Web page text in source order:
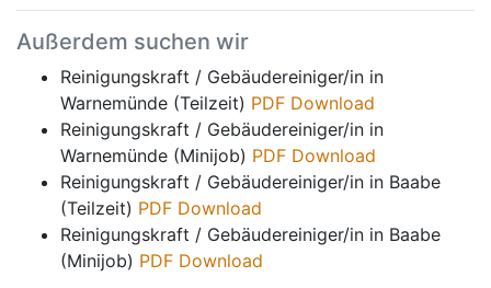
Außerdem suchen wir
Reinigungskraft / Gebäudereiniger/in in
Warnemünde (Teilzeit) PDF Download
Reinigungskraft / Gebäudereiniger/in in
Warnemünde (Minijob) PDF Download
Reinigungskraft / Gebäudereiniger/in in Baabe
(Teilzeit) PDF Download
Reinigungskraft / Gebäudereiniger/in in Baabe
(Minijob) PDF Download